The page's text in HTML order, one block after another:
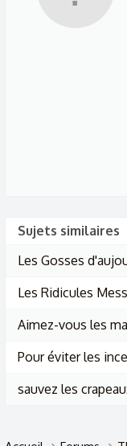
Sujets similaires
Les Gosses
Les Ridicules
Aimez-vous les
Pour éviter les
sauvez les